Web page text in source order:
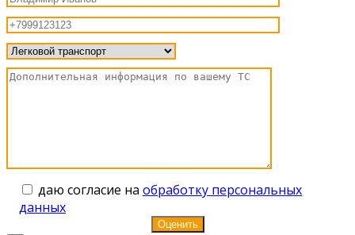
даю согласие на обработку персональных
данных